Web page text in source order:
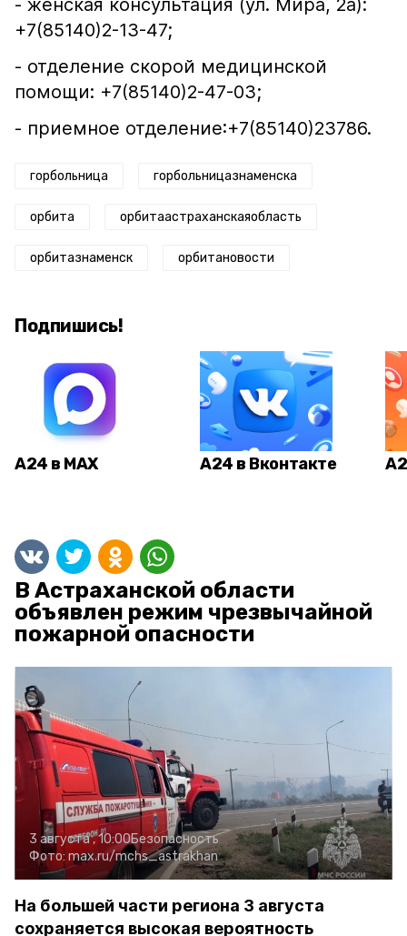
- женская консультация (ул. Мира, 2а):
+7(85140)2-13-47;
- отделение скорой медицинской
помощи: +7(85140)2-47-03;
- приемное отделение:+7(85140)23786.
горбольница горбольницазнаменска
орбита орбитаастраханскаяобласть
орбитазнаменск орбитановости
Подпишись!
А24 в MAX А24 в Вконтакте
В Астраханской области
объявлен режим чрезвычайной
пожарной опасности
3 августа , 10:00Безопасность
Фото: max.ru/mchs_astrakhan
На большей части региона 3 августа
сохраняется высокая вероятность